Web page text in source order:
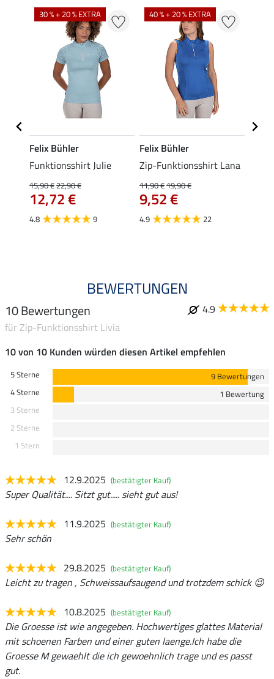
30 % + 20 % EXTRA
Felix Bühler
Funktionsshirt Julie
15,90 €22,90 €
12,72 €
4.8 9
40 % + 20 % EXTRA
Felix Bühler
Zip-Funktionsshirt Lana
11,90 €19,90 €
9,52 €
4.9 22
BEWERTUNGEN
10 Bewertungen
4.9
für Zip-Funktionsshirt Livia
10 von 10 Kunden würden diesen Artikel empfehlen
5 Sterne
9 Bewertungen
4 Sterne
1 Bewertung
3 Sterne
2 Sterne
1 Stern
12.9.2025 (bestätigter Kauf)
Super Qualität.... Sitzt gut..... sieht gut aus!
11.9.2025 (bestätigter Kauf)
Sehr schön
29.8.2025 (bestätigter Kauf)
Leicht zu tragen , Schweissaufsaugend und trotzdem schick 😉
10.8.2025 (bestätigter Kauf)
Die Groesse ist wie angegeben. Hochwertiges glattes Material
mit schoenen Farben und einer guten laenge.Ich habe die
Groesse M gewaehlt die ich gewoehnlich trage und es passt
gut.